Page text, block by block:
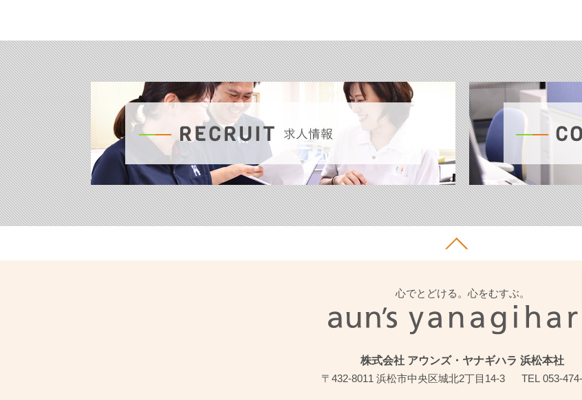
心でとどける。心をむすぶ。
株式会社 アウンズ・ヤナギハラ 浜松本社
〒432-8011 浜松市中央区城北2丁目14-3
TEL 053-